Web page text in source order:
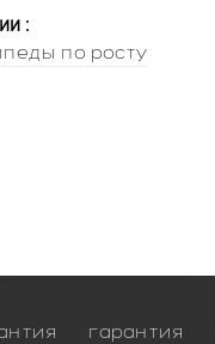
:
по росту
гарантия